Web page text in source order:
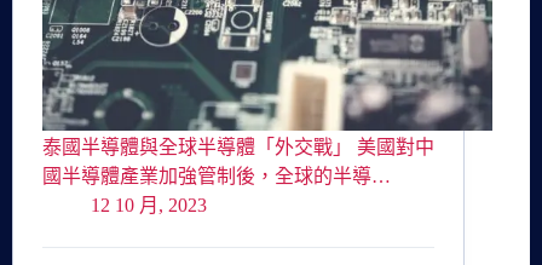
泰國半導體與全球半導體「外交戰」 美國對中
國半導體產業加強管制後，全球的半導…
12 10 月, 2023